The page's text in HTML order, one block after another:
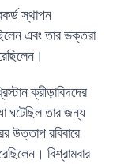
স্থাপন
এবং তার ভক্তরা
ক্রীড়াবিদদের
ঘটেছিল তার জন্য
উত্তাপ রবিবারে
বিশ্রামবার